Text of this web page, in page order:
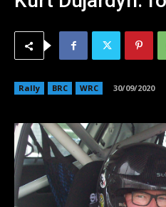
Rally BRC WRC 30/09/2020